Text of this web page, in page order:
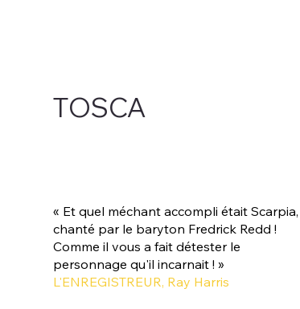
TOSCA
« Et quel méchant accompli était Scarpia,
chanté par le baryton Fredrick Redd !
Comme il vous a fait détester le
personnage qu'il incarnait ! »
L'ENREGISTREUR, Ray Harris